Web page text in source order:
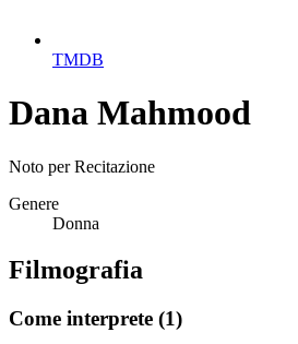
TMDB
Dana Mahmood
Noto per Recitazione
Genere
Donna
Filmografia
Come interprete (1)